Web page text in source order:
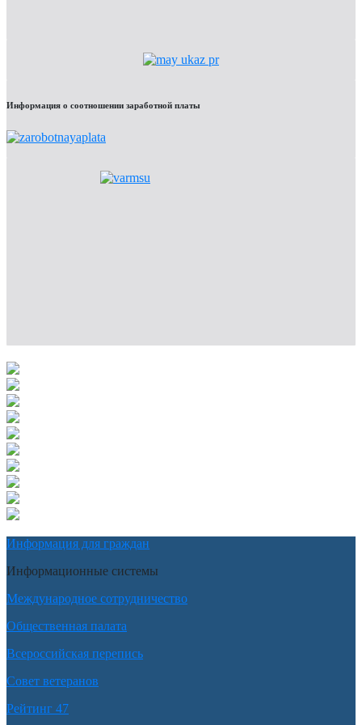
Информация о соотношении заработной платы
Информация для граждан
Информационные системы
Международное сотрудничество
Общественная палата
Всероссийская перепись
Совет ветеранов
Рейтинг 47